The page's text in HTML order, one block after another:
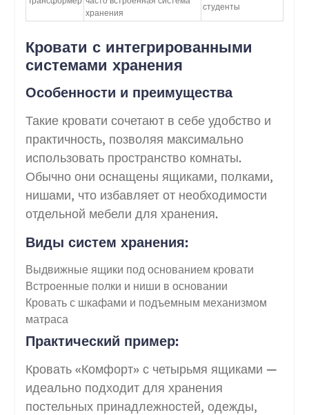
хранения
студенты
Кровати с интегрированными
системами хранения
Особенности и преимущества
Такие кровати сочетают в себе удобство и
практичность, позволяя максимально
использовать пространство комнаты.
Обычно они оснащены ящиками, полками,
нишами, что избавляет от необходимости
отдельной мебели для хранения.
Виды систем хранения:
Выдвижные ящики под основанием кровати
Встроенные полки и ниши в основании
Кровать с шкафами и подъемным механизмом
матраса
Практический пример:
Кровать «Комфорт» с четырьмя ящиками —
идеально подходит для хранения
постельных принадлежностей, одежды,